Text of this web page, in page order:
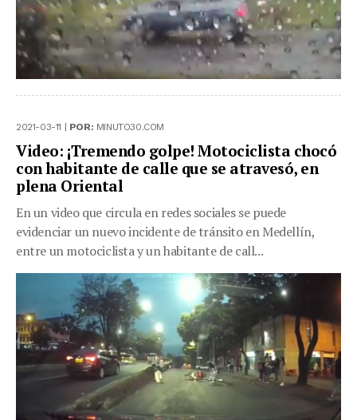
2021-03-11 | POR: MINUTO30.COM
Video: ¡Tremendo golpe! Motociclista chocó
con habitante de calle que se atravesó, en
plena Oriental
En un video que circula en redes sociales se puede
evidenciar un nuevo incidente de tránsito en Medellín,
entre un motociclista y un habitante de call...